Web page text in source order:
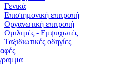
Γενικά
Επιστημονική επιτροπή
Οργανωτική επιτροπή
Ομιλητές - Εμψυχωτές
Ταξιδιωτικές οδηγίες